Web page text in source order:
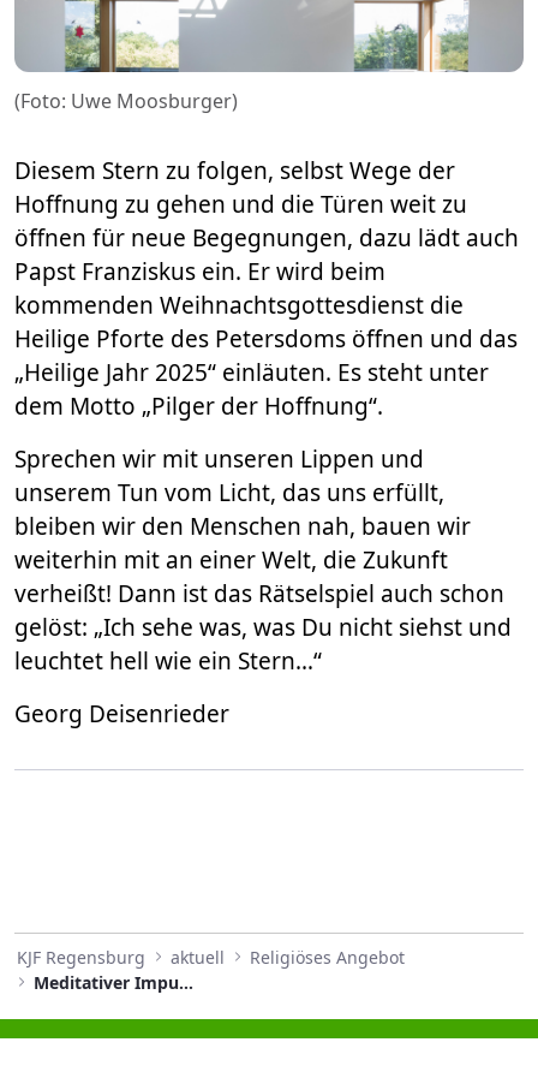
(Foto: Uwe Moosburger)
Diesem Stern zu folgen, selbst Wege der
Hoffnung zu gehen und die Türen weit zu
öffnen für neue Begegnungen, dazu lädt auch
Papst Franziskus ein. Er wird beim
kommenden Weihnachtsgottesdienst die
Heilige Pforte des Petersdoms öffnen und das
„Heilige Jahr 2025“ einläuten. Es steht unter
dem Motto „Pilger der Hoffnung“.
Sprechen wir mit unseren Lippen und
unserem Tun vom Licht, das uns erfüllt,
bleiben wir den Menschen nah, bauen wir
weiterhin mit an einer Welt, die Zukunft
verheißt! Dann ist das Rätselspiel auch schon
gelöst: „Ich sehe was, was Du nicht siehst und
leuchtet hell wie ein Stern…“
Georg Deisenrieder
KJF Regensburg aktuell
Religiöses Angebot
Meditativer Impuls Dezember 2024